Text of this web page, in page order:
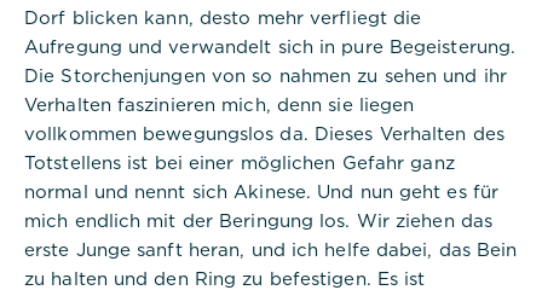
Dorf blicken kann, desto mehr verfliegt die
Aufregung und verwandelt sich in pure Begeisterung.
Die Storchenjungen von so nahmen zu sehen und ihr
Verhalten faszinieren mich, denn sie liegen
vollkommen bewegungslos da. Dieses Verhalten des
Totstellens ist bei einer möglichen Gefahr ganz
normal und nennt sich Akinese. Und nun geht es für
mich endlich mit der Beringung los. Wir ziehen das
erste Junge sanft heran, und ich helfe dabei, das Bein
zu halten und den Ring zu befestigen. Es ist